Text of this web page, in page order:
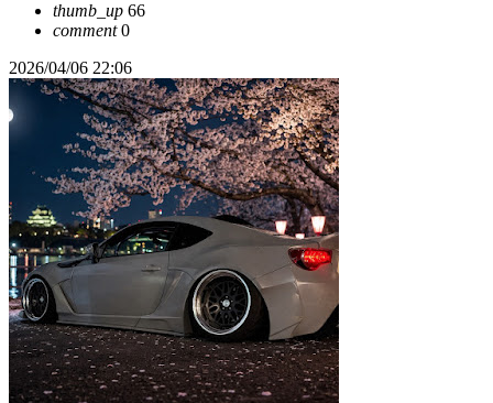
thumb_up 66
comment0
2026/04/06 22:06